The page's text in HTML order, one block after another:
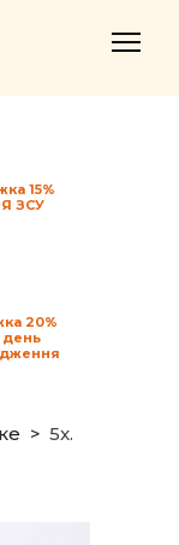
15%
ЗСУ
20%
день
5x.